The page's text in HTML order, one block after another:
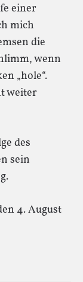
einer
mich
die
wenn
„hole“.
weiter
des
sein
4. August